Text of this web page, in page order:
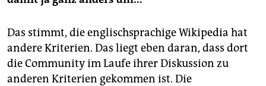
Das stimmt, die englischsprachige Wikipedia hat
andere Kriterien. Das liegt eben daran, dass dort
die Community im Laufe ihrer Diskussion zu
anderen Kriterien gekommen ist. Die